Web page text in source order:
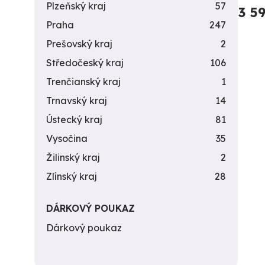
3
Plzeňský kraj
57
Praha
247
Prešovský kraj
2
Středočeský kraj
106
Trenčianský kraj
1
Trnavský kraj
14
Ústecký kraj
81
Vysočina
35
Žilinský kraj
2
Zlínský kraj
28
DÁRKOVÝ POUKAZ
Dárkový poukaz